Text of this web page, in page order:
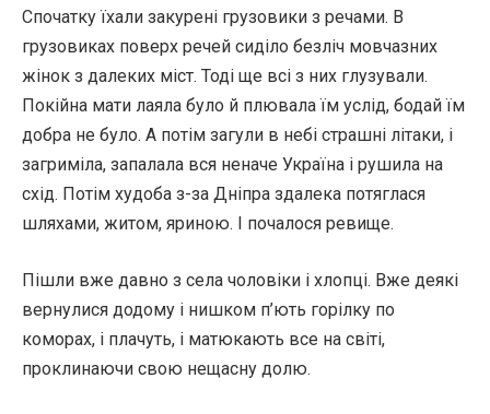
Спочатку їхали закурені грузовики з речами. В
грузовиках поверх речей сиділо безліч мовчазних
жінок з далеких міст. Тоді ще всі з них глузували.
Покійна мати лаяла було й плювала їм услід, бодай їм
добра не було. А потім загули в небі страшні літаки, і
загриміла, запалала вся неначе Україна і рушила на
схід. Потім худоба з-за Дніпра здалека потяглася
шляхами, житом, яриною. І почалося ревище.
Пішли вже давно з села чоловіки і хлопці. Вже деякі
вернулися додому і нишком п’ють горілку по
коморах, і плачуть, і матюкають все на світі,
проклинаючи свою нещасну долю.